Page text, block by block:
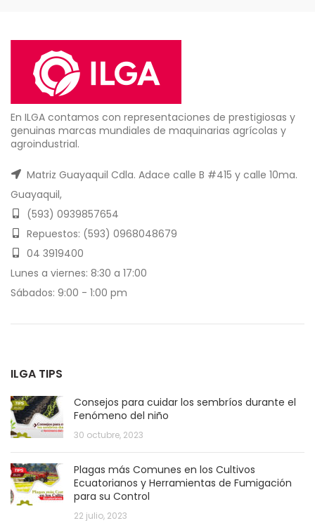
En ILGA contamos con representaciones de prestigiosas y
genuinas marcas mundiales de maquinarias agrícolas y
agroindustrial.
Matriz Guayaquil Cdla. Adace calle B #415 y calle 10ma.
Guayaquil,
(593) 0939857654
Repuestos: (593) 0968048679
04 3919400
Lunes a viernes: 8:30 a 17:00
Sábados: 9:00 - 1:00 pm
ILGA TIPS
Consejos para cuidar los sembríos durante el
Fenómeno del niño
30 octubre, 2023
Plagas más Comunes en los Cultivos
Ecuatorianos y Herramientas de Fumigación
para su Control
22 julio, 2023